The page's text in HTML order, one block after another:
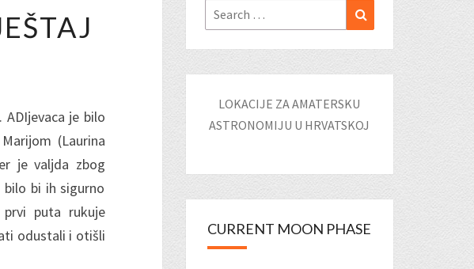
je bilo
(Laurina
je valjda zbog
bi ih sigurno
puta rukuje
odustali i otišli
Search
for:
Search
LOKACIJE ZA AMATERSKU
ASTRONOMIJU U HRVATSKOJ
CURRENT MOON PHASE